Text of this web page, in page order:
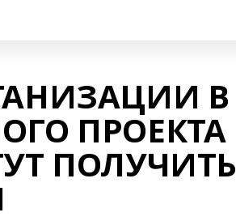
В
ПРОЕКТА
ПОЛУЧИТЬ